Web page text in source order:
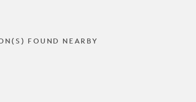
FOUND NEARBY